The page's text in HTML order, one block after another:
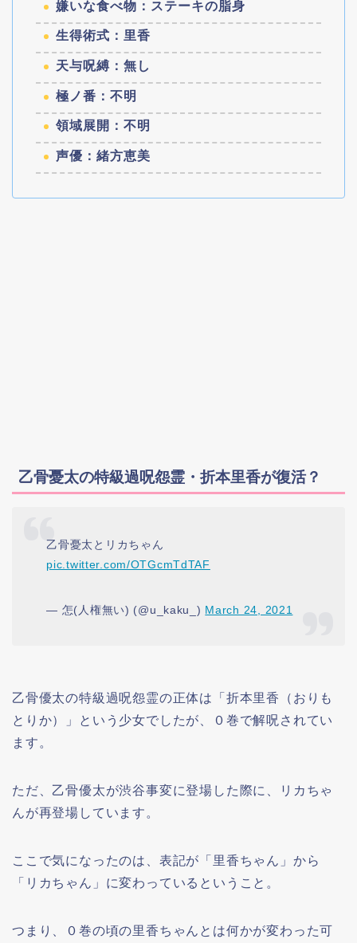
嫌いな食べ物：ステーキの脂身
生得術式：里香
天与呪縛：無し
極ノ番：不明
領域展開：不明
声優：緒方恵美
乙骨憂太の特級過呪怨霊・折本里香が復活？
乙骨憂太とリカちゃん
pic.twitter.com/OTGcmTdTAF
— 怎(人権無い) (@u_kaku_) March 24, 2021
乙骨優太の特級過呪怨霊の正体は「折本里香（おりも
とりか）」という少女でしたが、０巻で解呪されてい
ます。
ただ、乙骨優太が渋谷事変に登場した際に、リカちゃ
んが再登場しています。
ここで気になったのは、表記が「里香ちゃん」から
「リカちゃん」に変わっているということ。
つまり、０巻の頃の里香ちゃんとは何かが変わった可